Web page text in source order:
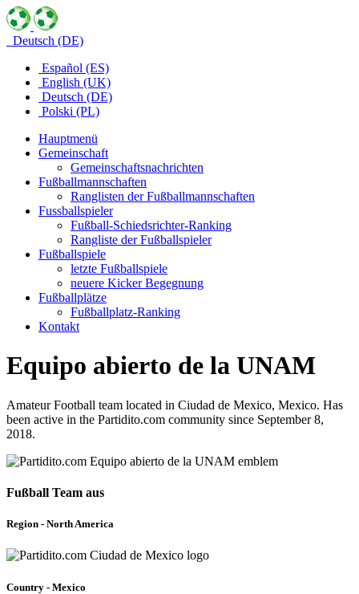
Deutsch (DE)
Español (ES)
English (UK)
Deutsch (DE)
Polski (PL)
Hauptmenü
Gemeinschaft
Gemeinschaftsnachrichten
Fußballmannschaften
Ranglisten der Fußballmannschaften
Fussballspieler
Fußball-Schiedsrichter-Ranking
Rangliste der Fußballspieler
Fußballspiele
letzte Fußballspiele
neuere Kicker Begegnung
Fußballplätze
Fußballplatz-Ranking
Kontakt
Equipo abierto de la UNAM
Amateur Football team located in Ciudad de Mexico, Mexico. Has
been active in the Partidito.com community since September 8,
2018.
Fußball Team aus
Region - North America
Country - Mexico